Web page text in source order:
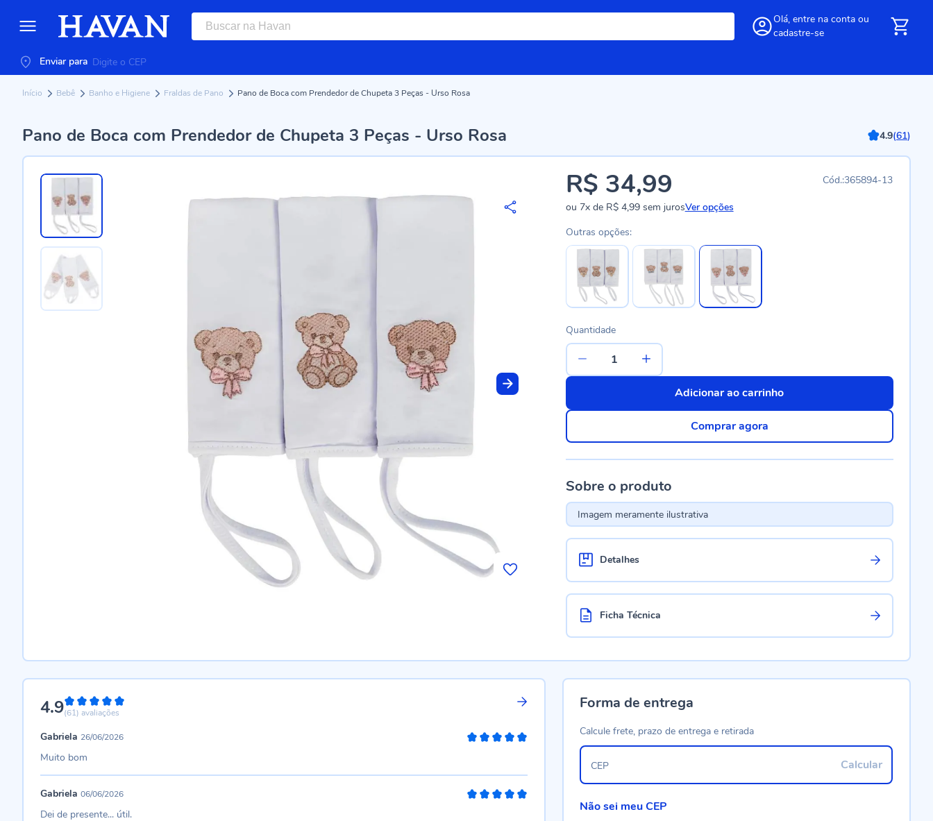
Olá, entre na conta ou
cadastre-se
Enviar para
Início Bebê Banho e Higiene Fraldas de Pano Pano de Boca com Prendedor de Chupeta 3 Peças - Urso Rosa
Pano de Boca com Prendedor de Chupeta 3 Peças - Urso Rosa 4.9(61)
365894-13
R$ 34,99
ou 7xde R$ 4,99sem jurosVer opções
Outras opções:
Quantidade
Adicionar ao carrinho
Comprar agora
Sobre o produto
Imagem meramente ilustrativa
Detalhes
Ficha Técnica
4.998%
(61) avaliações
Gabriela 26/06/2026
Muito bom
Gabriela 06/06/2026
Dei de presente... útil.
Forma de entrega
Calcule frete, prazo de entrega e retirada
Calcular
CEP
Não sei meu CEP